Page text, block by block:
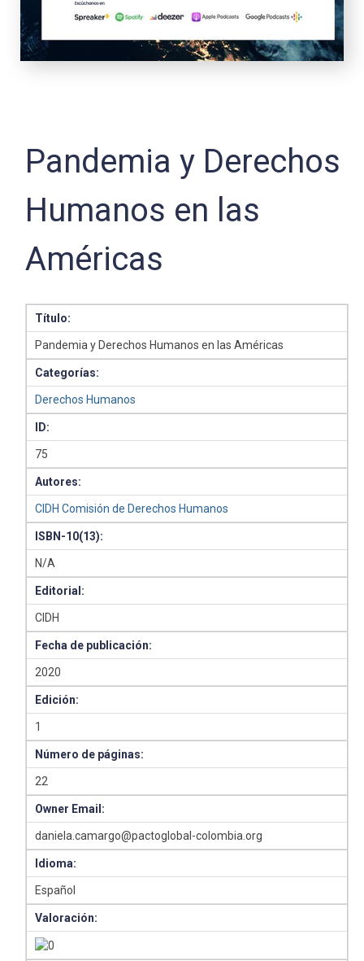
Pandemia y Derechos
Humanos en las
Américas
Título:
Pandemia y Derechos Humanos en las Américas
Categorías:
Derechos Humanos
ID:
75
Autores:
CIDH Comisión de Derechos Humanos
ISBN-10(13):
N/A
Editorial:
CIDH
Fecha de publicación:
2020
Edición:
1
Número de páginas:
22
Owner Email:
daniela.camargo@pactoglobal-colombia.org
Idioma:
Español
Valoración: